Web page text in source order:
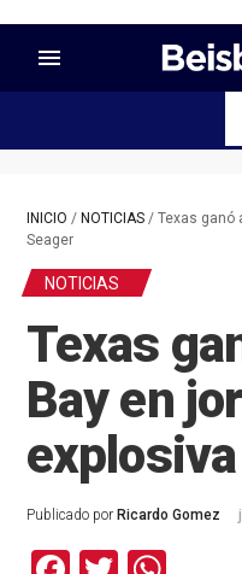
menu
INICIO / NOTICIAS/ Texas ganó
Seager
NOTICIAS
Texas
Bay en
Publicado por Ricardo Gomez